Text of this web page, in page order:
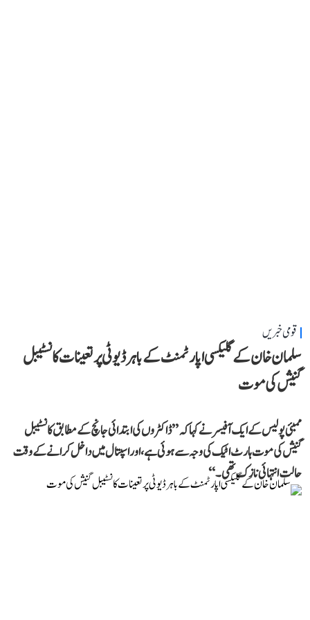
قومی خبریں
سلمان خان کے گلیکسی اپارٹمنٹ کے باہر ڈیوٹی پر تعینات کانسٹیبل
گنیش کی موت
ممبئی پولیس کے ایک آفیسر نے کہا کہ ’’ڈاکٹروں کی ابتدائی جانچ کے مطابق کانسٹیبل
گنیش کی موت ہارٹ اٹیک کی وجہ سے ہوئی ہے، اور اسپتال میں داخل کرانے کے وقت
حالت انتہائی نازک تھی۔‘‘